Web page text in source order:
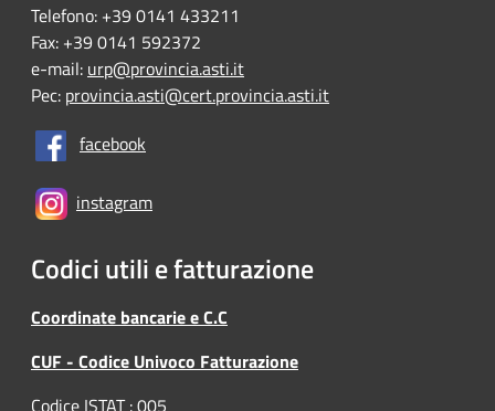
Telefono: +39 0141 433211
Fax: +39 0141 592372
e-mail: urp@provincia.asti.it
Pec: provincia.asti@cert.provincia.asti.it
facebook
instagram
Codici utili e fatturazione
Coordinate bancarie e C.C
CUF - Codice Univoco Fatturazione
Codice ISTAT : 005